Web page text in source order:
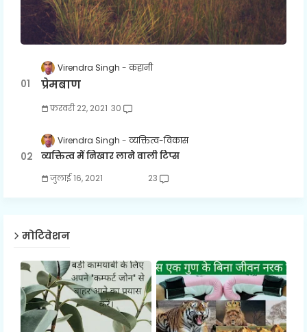
Virendra Singh कहानी
प्रेमबाण
फ़रवरी 22, 2021 30
Virendra Singh व्यक्तित्व-विकास
व्यक्तित्व में निखार लाने वाली टिप्स
जुलाई 16, 2021 23
मोटिवेशन